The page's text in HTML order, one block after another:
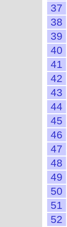
37
38
39
40
41
42
43
44
45
46
47
48
49
50
51
52